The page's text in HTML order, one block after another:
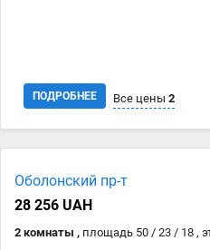
пральною машиною та бойлером
душова кабіна. На поверсі 4
коридором: можна залишити
ПОДРОБНЕЕ Все цены 2
26.03 https://domowed.com/
Оболонский пр-т
28 256 UAH
2 комнаты , площадь 50 / 23 / 18 ,